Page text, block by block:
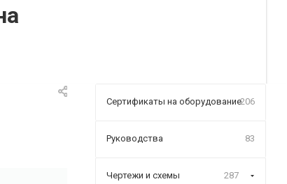
Сертификаты на оборудование206
Руководства 83
Чертежи и схемы 287